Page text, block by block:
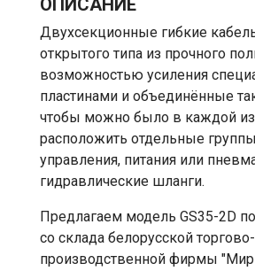
ОПИСАНИЕ
Двухсекционные гибкие
открытого типа из прочного
возможностью усиления
пластинами и объединённые
чтобы можно было в каждой
расположить отдельные
управления, питания или
гидравлические шланги.
Предлагаем модель GS35-2D
со склада белорусской торгово-
производственной фирмы